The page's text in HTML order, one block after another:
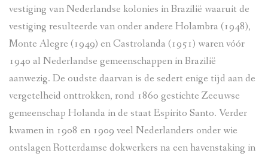
vestiging van Nederlandse kolonies in Brazilië waaruit de
vestiging resulteerde van onder andere Holambra (1948),
Monte Alegre (1949) en Castrolanda (1951) waren vóór
1940 al Nederlandse gemeenschappen in Brazilië
aanwezig. De oudste daarvan is de sedert enige tijd aan de
vergetelheid onttrokken, rond 1860 gestichte Zeeuwse
gemeenschap Holanda in de staat Espirito Santo. Verder
kwamen in 1908 en 1909 veel Nederlanders onder wie
ontslagen Rotterdamse dokwerkers na een havenstaking in